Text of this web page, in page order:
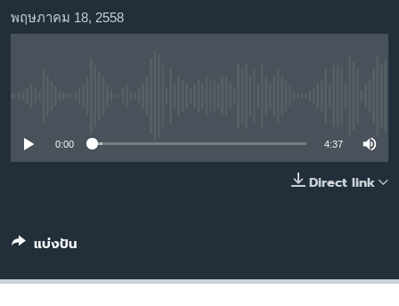
หน้า
การ
ค้นหา
ไทย
ไลฟ์สไตล์
พอดคาสต์
พฤษภาคม 18, 2558
0:00 4:37
Direct link
แบ่งปัน